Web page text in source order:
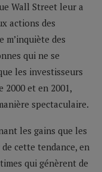
Wall Street leur a
actions des
m’inquiète des
qui ne se
les investisseurs
2000 et en 2001,
spectaculaire.
les gains que les
cette tendance, en
qui génèrent de